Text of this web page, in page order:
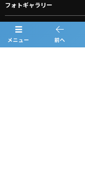
メニュー 前へ
フォトギャラリー
お知らせ
スポンサー一覧